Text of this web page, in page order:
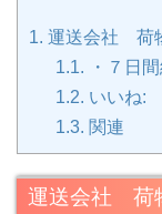
1. 運送会社 荷
1.1. ・７日
1.2. いいね:
1.3. 関連
運送会社 荷